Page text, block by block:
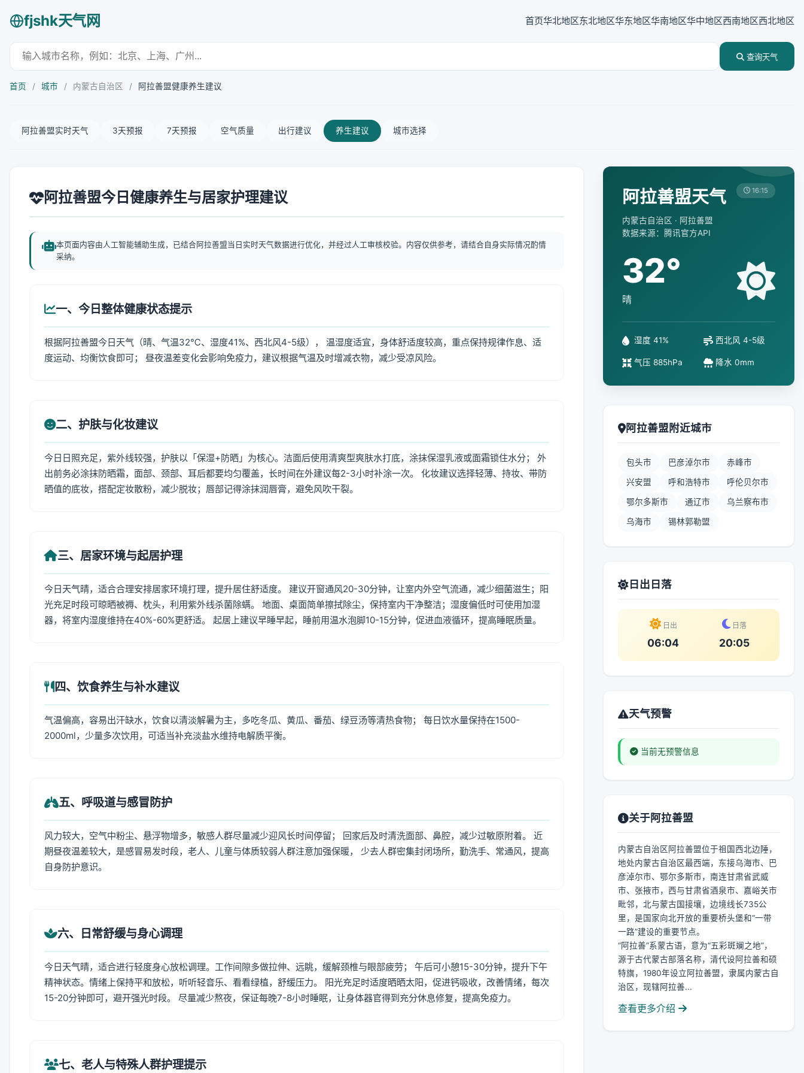
fjshk天气网 首页华北地区东北地区华东地区华南地区华中地区西南地区西北地区
查询天气
首页 / 城市 / 内蒙古自治区 / 阿拉善盟健康养生建议
阿拉善盟实时天气 3天预报 7天预报 空气质量 出行建议 养生建议 城市选择
阿拉善盟今日健康养生与居家护理建议
本页面内容由人工智能辅助生成，已结合阿拉善盟当日实时天气数据进行优化，并经过人工审核校验。内容仅供参考，请结合自身实际情况酌情
采纳。
一、今日整体健康状态提示
根据阿拉善盟今日天气（晴、气温32℃、湿度41%、西北风4-5级）， 温湿度适宜，身体舒适度较高，重点保持规律作息、适
度运动、均衡饮食即可； 昼夜温差变化会影响免疫力，建议根据气温及时增减衣物，减少受凉风险。
二、护肤与化妆建议
今日日照充足，紫外线较强，护肤以「保湿+防晒」为核心。洁面后使用清爽型爽肤水打底，涂抹保湿乳液或面霜锁住水分； 外
出前务必涂抹防晒霜，面部、颈部、耳后都要均匀覆盖，长时间在外建议每2-3小时补涂一次。 化妆建议选择轻薄、持妆、带防
晒值的底妆，搭配定妆散粉，减少脱妆；唇部记得涂抹润唇膏，避免风吹干裂。
三、居家环境与起居护理
今日天气晴，适合合理安排居家环境打理，提升居住舒适度。 建议开窗通风20-30分钟，让室内外空气流通，减少细菌滋生；阳
光充足时段可晾晒被褥、枕头，利用紫外线杀菌除螨。 地面、桌面简单擦拭除尘，保持室内干净整洁；湿度偏低时可使用加湿
器，将室内湿度维持在40%-60%更舒适。 起居上建议早睡早起，睡前用温水泡脚10-15分钟，促进血液循环，提高睡眠质量。
四、饮食养生与补水建议
气温偏高，容易出汗缺水，饮食以清淡解暑为主，多吃冬瓜、黄瓜、番茄、绿豆汤等清热食物； 每日饮水量保持在1500-
2000ml，少量多次饮用，可适当补充淡盐水维持电解质平衡。
五、呼吸道与感冒防护
风力较大，空气中粉尘、悬浮物增多，敏感人群尽量减少迎风长时间停留； 回家后及时清洗面部、鼻腔，减少过敏原附着。 近
期昼夜温差较大，是感冒易发时段，老人、儿童与体质较弱人群注意加强保暖， 少去人群密集封闭场所，勤洗手、常通风，提高
自身防护意识。
六、日常舒缓与身心调理
今日天气晴，适合进行轻度身心放松调理。工作间隙多做拉伸、远眺，缓解颈椎与眼部疲劳； 午后可小憩15-30分钟，提升下午
精神状态。情绪上保持平和放松，听听轻音乐、看看绿植，舒缓压力。 阳光充足时适度晒晒太阳，促进钙吸收，改善情绪，每次
15-20分钟即可，避开强光时段。 尽量减少熬夜，保证每晚7-8小时睡眠，让身体器官得到充分休息修复，提高免疫力。
七、老人与特殊人群护理提示
阿拉善盟天气
内蒙古自治区 · 阿拉善盟
数据来源：腾讯官方API
16:15
32°
晴
湿度 41% 西北风 4-5级
气压 885hPa 降水 0mm
阿拉善盟附近城市
包头市 巴彦淖尔市 赤峰市
兴安盟 呼和浩特市 呼伦贝尔市
鄂尔多斯市 通辽市 乌兰察布市
乌海市 锡林郭勒盟
日出日落
日出
06:04
日落
20:05
天气预警
当前无预警信息
关于阿拉善盟
内蒙古自治区阿拉善盟位于祖国西北边陲，
地处内蒙古自治区最西端，东接乌海市、巴
彦淖尔市、鄂尔多斯市，南连甘肃省武威
市、张掖市，西与甘肃省酒泉市、嘉峪关市
毗邻，北与蒙古国接壤，边境线长735公
里，是国家向北开放的重要桥头堡和“一带
一路”建设的重要节点。
“阿拉善”系蒙古语，意为“五彩斑斓之地”，
源于古代蒙古部落名称，清代设阿拉善和硕
特旗，1980年设立阿拉善盟，隶属内蒙古自
治区，现辖阿拉善...
查看更多介绍